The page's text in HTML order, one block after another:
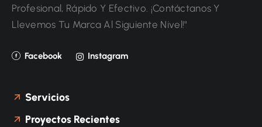
Profesional, Rápido Y Efectivo. ¡Contáctanos Y
Llevemos Tu Marca Al Siguiente Nivel!"
Facebook Instagram
Servicios
Proyectos Recientes